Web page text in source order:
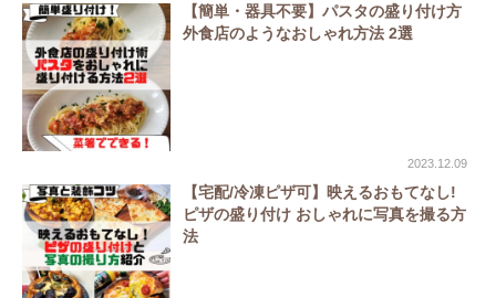
【簡単・器具不要】パスタの盛り付け方
外食店のようなおしゃれ方法 2選
2023.12.09
【宅配/冷凍ピザ可】映えるおもてなし!
ピザの盛り付け おしゃれに写真を撮る方
法